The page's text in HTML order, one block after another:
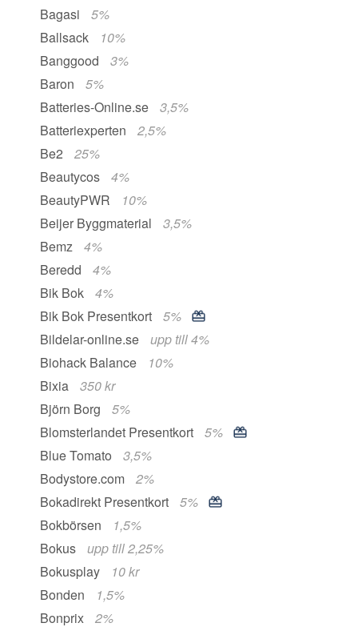
Bagasi
5%
Ballsack
10%
Banggood
3%
Baron
5%
Batteries-Online.se
3,5%
Batteriexperten
2,5%
Be2
25%
Beautycos
4%
BeautyPWR
10%
Beijer Byggmaterial
3,5%
Bemz
4%
Beredd
4%
Bik Bok
4%
Bik Bok Presentkort
5%
Bildelar-online.se
upp till 4%
Biohack Balance
10%
Bixia
350 kr
Björn Borg
5%
Blomsterlandet Presentkort
5%
Blue Tomato
3,5%
Bodystore.com
2%
Bokadirekt Presentkort
5%
Bokbörsen
1,5%
Bokus
upp till 2,25%
Bokusplay
10 kr
Bonden
1,5%
Bonprix
2%